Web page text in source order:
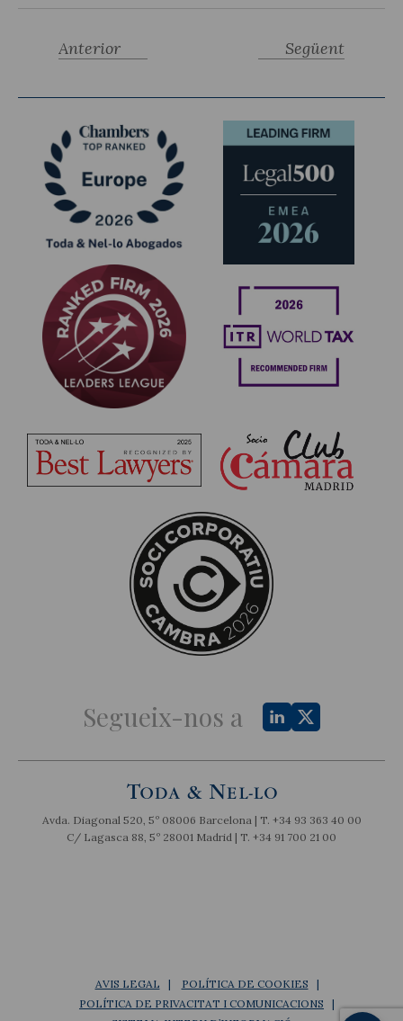
Següent
Anterior
Segueix-nos a
Avda. Diagonal 520, 5º 08006 Barcelona | T. +34 93 363 40 00
C/ Lagasca 88, 5º 28001 Madrid | T. +34 91 700 21 00
AVIS LEGAL
POLÍTICA DE COOKIES
POLÍTICA DE PRIVACITAT I COMUNICACIONS